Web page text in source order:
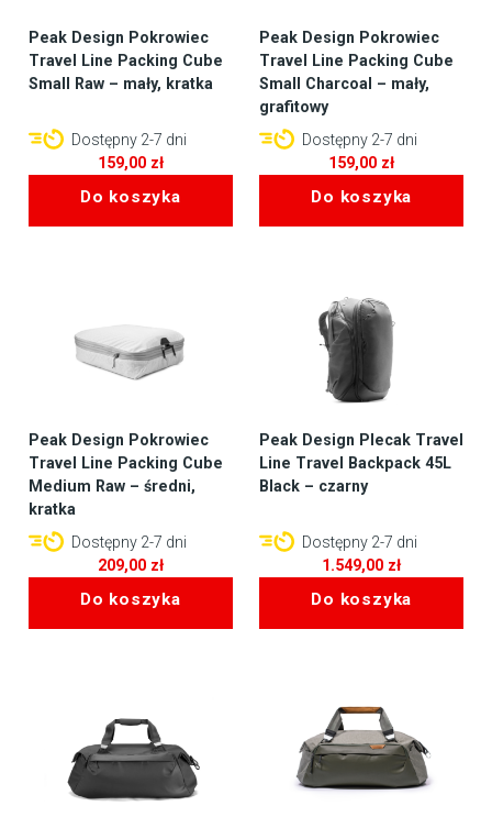
Peak Design Pokrowiec
Travel Line Packing Cube
Small Raw – mały, kratka
Dostępny 2-7 dni
159,00 zł
Do koszyka
Peak Design Pokrowiec
Travel Line Packing Cube
Small Charcoal – mały,
grafitowy
Dostępny 2-7 dni
159,00 zł
Do koszyka
Peak Design Pokrowiec
Travel Line Packing Cube
Medium Raw – średni,
kratka
Dostępny 2-7 dni
209,00 zł
Do koszyka
Peak Design Plecak Travel
Line Travel Backpack 45L
Black – czarny
Dostępny 2-7 dni
1.549,00 zł
Do koszyka